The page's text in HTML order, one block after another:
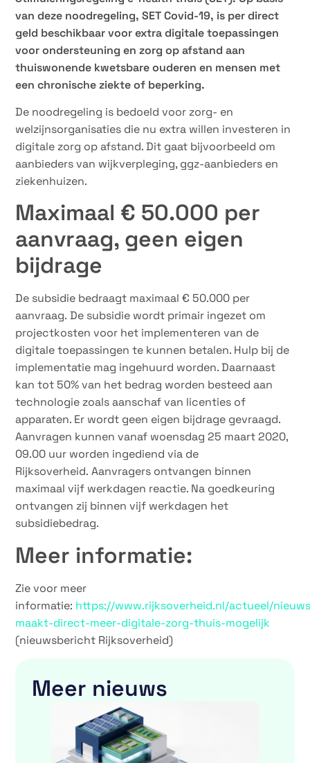
van deze noodregeling, SET Covid-19, is per direct
geld beschikbaar voor extra digitale toepassingen
voor ondersteuning en zorg op afstand aan
thuiswonende kwetsbare ouderen en mensen met
een chronische ziekte of beperking.
De noodregeling is bedoeld voor zorg- en
welzijnsorganisaties die nu extra willen investeren in
digitale zorg op afstand. Dit gaat bijvoorbeeld om
aanbieders van wijkverpleging, ggz-aanbieders en
ziekenhuizen.
Maximaal € 50.000 per
aanvraag, geen eigen
bijdrage
De subsidie bedraagt maximaal € 50.000 per
aanvraag. De subsidie wordt primair ingezet om
projectkosten voor het implementeren van de
digitale toepassingen te kunnen betalen. Hulp bij de
implementatie mag ingehuurd worden. Daarnaast
kan tot 50% van het bedrag worden besteed aan
technologie zoals aanschaf van licenties of
apparaten. Er wordt geen eigen bijdrage gevraagd.
Aanvragen kunnen vanaf woensdag 25 maart 2020,
09.00 uur worden ingediend via de
Rijksoverheid. Aanvragers ontvangen binnen
maximaal vijf werkdagen reactie. Na goedkeuring
ontvangen zij binnen vijf werkdagen het
subsidiebedrag.
Meer informatie:
Zie voor meer
informatie: https://www.rijksoverheid.nl/actueel/
maakt-direct-meer-digitale-zorg-thuis-mogelijk
(nieuwsbericht Rijksoverheid)
Meer nieuws